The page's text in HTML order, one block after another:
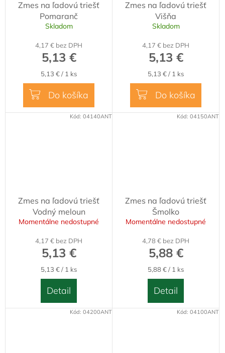
Zmes na ľadovú triešť
Pomaranč
Skladom
4,17 € bez DPH
5,13 €
Jednotková
cena:
5,13 € / 1 ks
Do košíka
Zmes na ľadovú triešť
Višňa
Skladom
4,17 € bez DPH
5,13 €
Jednotková
cena:
5,13 € / 1 ks
Do košíka
Zmes na ľadovú triešť
Vodný meloun
Momentálne nedostupné
4,17 € bez DPH
5,13 €
Jednotková
cena:
5,13 € / 1 ks
Detail
Kód: 04140ANT
Zmes na ľadovú triešť
Šmolko
Momentálne nedostupné
4,78 € bez DPH
5,88 €
Jednotková
cena:
5,88 € / 1 ks
Detail
Kód: 04150ANT
Kód: 04200ANT Kód: 04100ANT